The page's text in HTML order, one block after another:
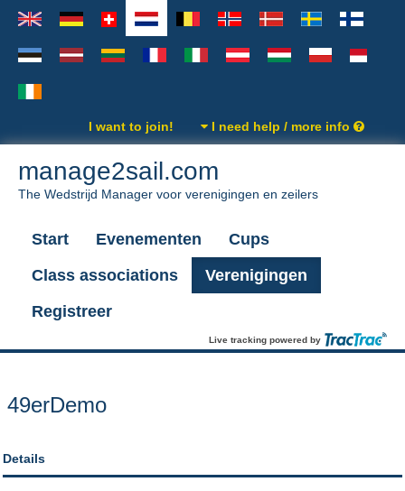
I want to join! I need help / more info
manage2sail.com
The Wedstrijd Manager voor verenigingen en zeilers
Start Evenementen
Cups
Class associations
Verenigingen
Registreer
Live tracking powered by
49erDemo
Details